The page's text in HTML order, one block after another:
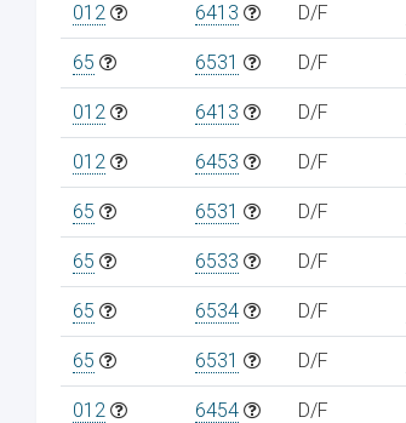
012 6413 D/F
65 6531 D/F
012 6413 D/F
012 6453 D/F
65 6531 D/F
65 6533 D/F
65 6534 D/F
65 6531 D/F
012 6454 D/F